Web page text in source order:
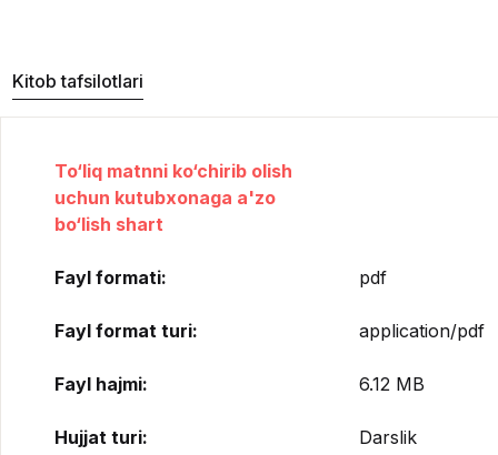
Kitob tafsilotlari
To‘liq matnni ko‘chirib olish
uchun kutubxonaga a'zo
bo‘lish shart
Fayl formati: pdf
Fayl format turi: application/pdf
Fayl hajmi: 6.12 MB
Hujjat turi: Darslik